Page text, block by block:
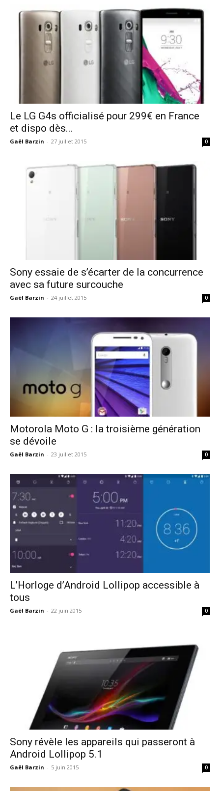
Le LG G4s officialisé pour 299€ en France
et dispo dès...
Gaël Barzin - 27 juillet 2015 0
Sony essaie de s’écarter de la concurrence
avec sa future surcouche
Gaël Barzin - 24 juillet 2015 0
Motorola Moto G : la troisième génération
se dévoile
Gaël Barzin - 23 juillet 2015 0
L’Horloge d’Android Lollipop accessible à
tous
Gaël Barzin - 22 juin 2015 0
Sony révèle les appareils qui passeront à
Android Lollipop 5.1
Gaël Barzin - 5 juin 2015 0